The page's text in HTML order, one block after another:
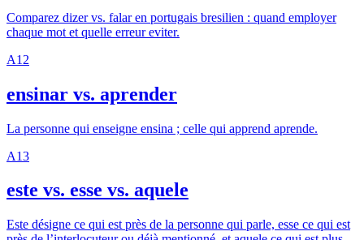
Comparez dizer vs. falar en portugais bresilien : quand employer
chaque mot et quelle erreur eviter.
A1 2
ensinar vs. aprender
La personne qui enseigne ensina ; celle qui apprend aprende.
A13
este vs. esse vs. aquele
Este désigne ce qui est près de la personne qui parle, esse ce qui est